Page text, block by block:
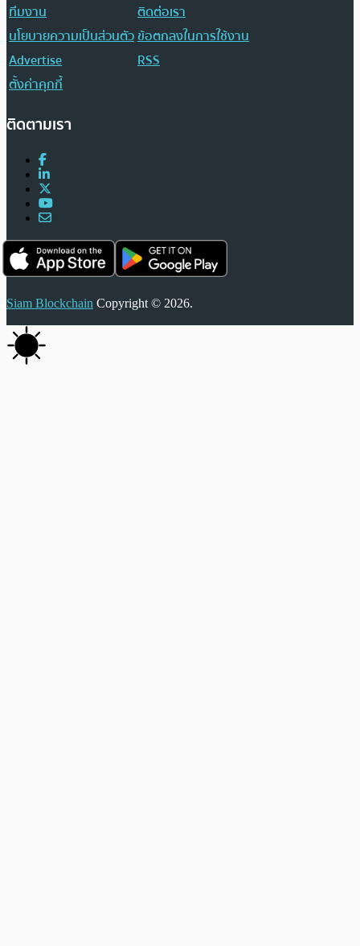
ทีมงาน
ติดต่อเรา
นโยบายความเป็นส่วนตัวข้อตกลงในการใช้งาน
Advertise
RSS
ตั้งค่าคุกกี้
ติดตามเรา
Siam Blockchain Copyright © 2026.